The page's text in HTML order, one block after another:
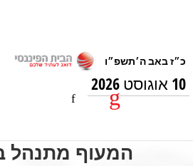
10 אוגוסט 2026
המעוף מתנהל